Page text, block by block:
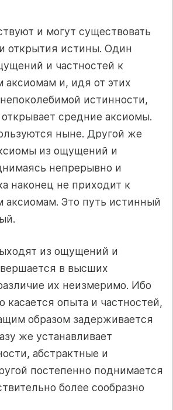
и могут существовать
открытия истины. Один
и частностей к
аксиомам и, идя от этих
истинности,
средние аксиомы.
ныне. Другой же
из ощущений и
непрерывно и
наконец не приходит к
аксиомам. Это путь истинный
из ощущений и
в высших
их неизмеримо. Ибо
касается опыта и частностей,
образом задерживается
же устанавливает
абстрактные и
постепенно поднимается
более сообразно